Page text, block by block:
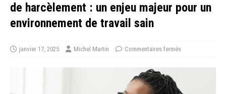
de harcèlement : un enjeu majeur pour un
environnement de travail sain
janvier 17, 2025 Michel Martin Commentaires fermés